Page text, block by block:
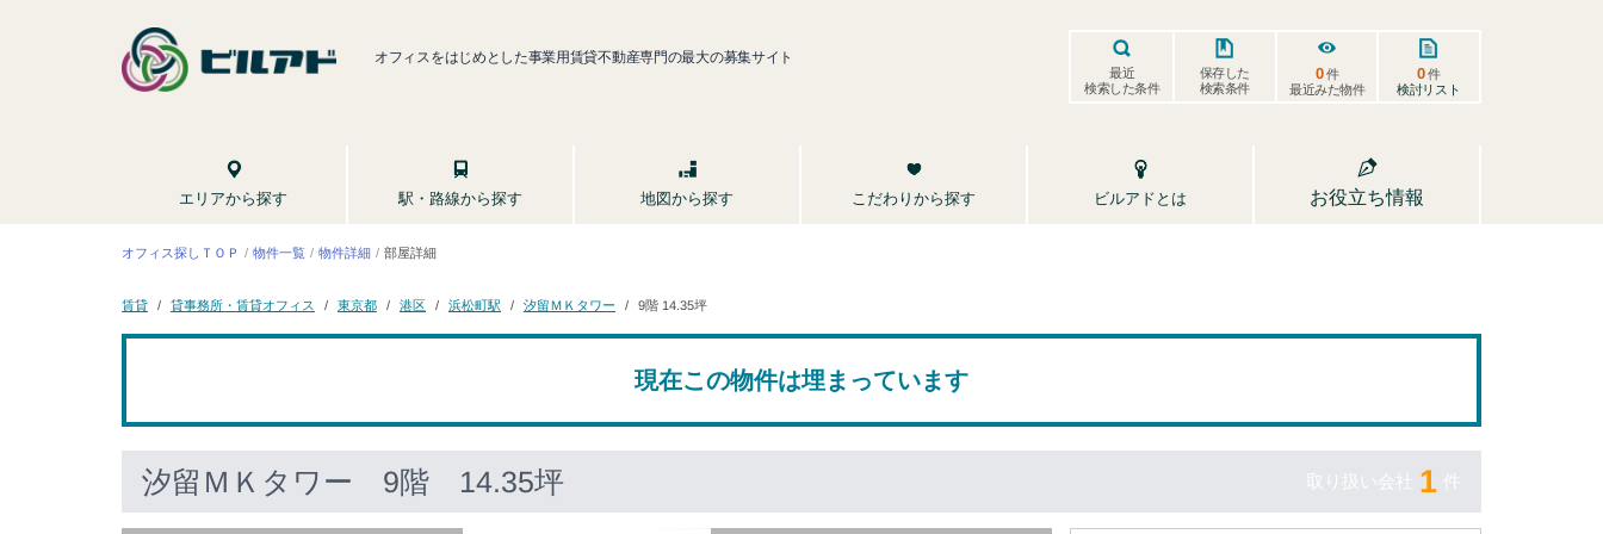
オフィスをはじめとした事業用賃貸不動産専門の最大の募集サイト
最近
検索した条件
保存した
検索条件
0件
最近みた物件
0件
検討リスト
エリアから探す 駅・路線から探す 地図から探す こだわりから探す ビルアドとは お役立ち情報
オフィス探しＴＯＰ 物件一覧 物件詳細 部屋詳細
賃貸 貸事務所・賃貸オフィス 東京都 港区 浜松町駅 汐留ＭＫタワー 9階 14.35坪
現在この物件は埋まっています
汐留ＭＫタワー 9階 14.35坪 取り扱い会社 1 件